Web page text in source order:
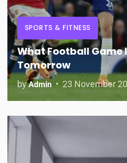
SPORTS & FITNESS
What Football Game
Tomorrow
byAdmin 23 November